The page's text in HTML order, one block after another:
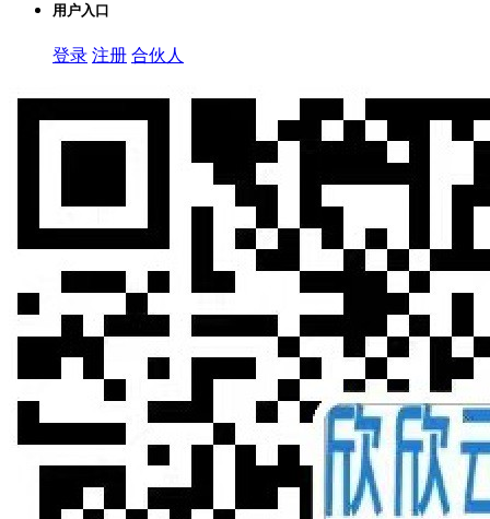
用户入口
登录 注册 合伙人